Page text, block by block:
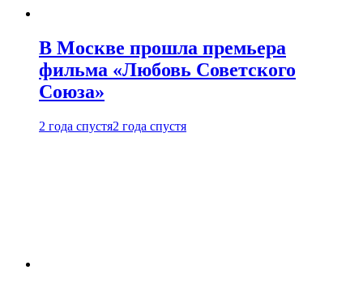
В Москве прошла премьера
фильма «Любовь Советского
Союза»
2 года спустя2 года спустя